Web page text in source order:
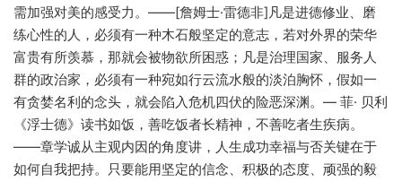
需加强对美的感受力。――[詹姆士·雷德非]凡是进德修业、磨
练心性的人，必须有一种木石般坚定的意志，若对外界的荣华
富贵有所羡慕，那就会被物欲所困惑；凡是治理国家、服务人
群的政治家，必须有一种宛如行云流水般的淡泊胸怀，假如一
有贪婪名利的念头，就会陷入危机四伏的险恶深渊。— 菲· 贝利
《浮士德》读书如饭，善吃饭者长精神，不善吃者生疾病。
——章学诚从主观内因的角度讲，人生成功幸福与否关键在于
如何自我把持。只要能用坚定的信念、积极的态度、顽强的毅